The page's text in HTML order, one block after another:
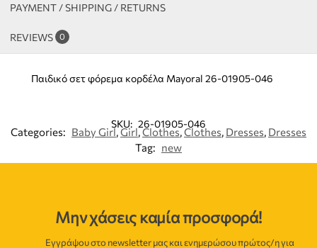
PAYMENT / SHIPPING / RETURNS
REVIEWS 0
Παιδικό σετ φόρεμα κορδέλα Mayoral 26-01905-046
SKU: 26-01905-046
Categories: Baby Girl,Girl,Clothes,Clothes, Dresses, Dresses
Tag: new
Μην χάσεις καμία προσφορά!
Εγγράψου στο newsletter μας και ενημερώσου πρώτος/η για